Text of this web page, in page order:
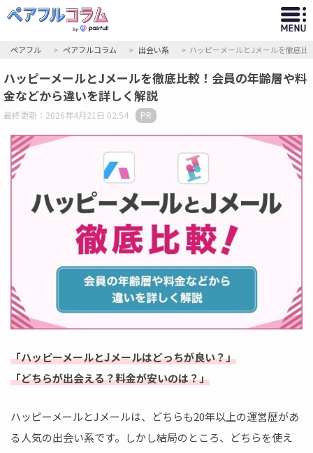
ペアフル ペアフルコラム 出会い系 ハッピーメールとJメールを徹底
ハッピーメールとJメールを徹底比較！会員の年齢層や料
金などから違いを詳しく解説
最終更新：2026年4月21日 02:54
「ハッピーメールとJメールはどっちが良い？」
「どちらが出会える？料金が安いのは？」
ハッピーメールとJメールは、どちらも20年以上の運営歴があ
る人気の出会い系です。しかし結局のところ、どちらを使え